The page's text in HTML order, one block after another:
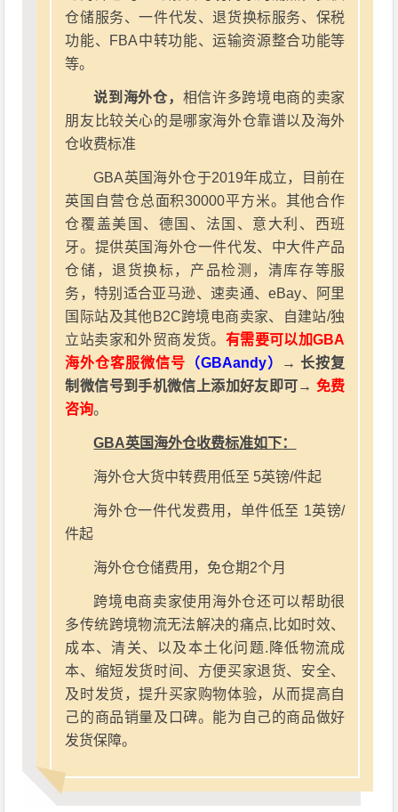
仓储服务、一件代发、退货换标服务、保税
功能、FBA中转功能、运输资源整合功能等
等。
说到海外仓， 相信许多跨境电商的卖家
朋友比较关心的是哪家海外仓靠谱以及海外
仓收费标准
GBA英国海外仓于2019年成立，目前在
英国自营仓总面积30000平方米。其他合作
仓覆盖美国、德国、法国、意大利、西班
牙。提供英国海外仓一件代发、中大件产品
仓储，退货换标，产品检测，清库存等服
务，特别适合亚马逊、速卖通、eBay、阿里
国际站及其他B2C跨境电商卖家、自建站/独
立站卖家和外贸商发货。 有需要可以加GBA
海外仓客服微信号 （GBAandy）
→ 长按复
制微信号到手机微信上添加好友即可→ 免费
咨询。
GBA英国海外仓收费标准如下：
海外仓大货中转费用低至 5英镑/件起
海外仓一件代发费用，单件低至 1英镑/
件起
海外仓仓储费用，免仓期2个月
跨境电商卖家使用海外仓还可以帮助很
多传统跨境物流无法解决的痛点,比如时效、
成本、清关、以及本土化问题.降低物流成
本、缩短发货时间、方便买家退货、安全、
及时发货，提升买家购物体验，从而提高自
己的商品销量及口碑。能为自己的商品做好
发货保障。